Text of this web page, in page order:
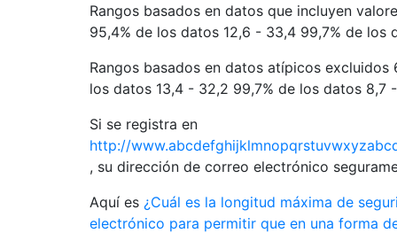
Rangos basados ​​en datos que incluyen
95,4% de los datos 12,6 - 33,4 99,7% de los
Rangos basados ​​en datos atípicos excluidos
los datos 13,4 - 32,2 99,7% de los datos 8,7
Si se registra en
http://
, su dirección de correo electrónico
Aquí es ¿Cuál es la longitud máxima de
electrónico para permitir que en una forma